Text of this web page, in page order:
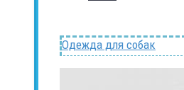
Одежда для собак